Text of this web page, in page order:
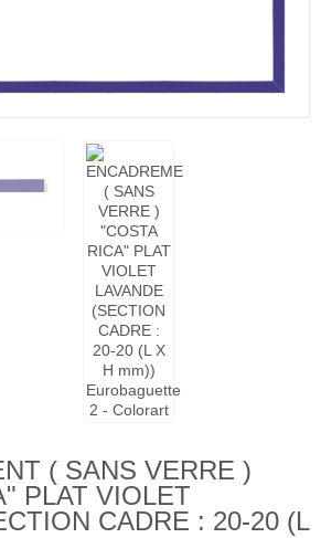
( SANS VERRE )
PLAT VIOLET
CADRE : 20-20 (L